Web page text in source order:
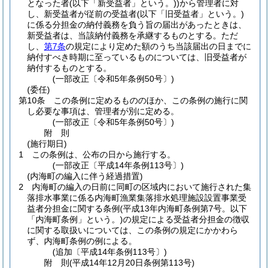
となった者(以下「新受益者」という。))から管理者に対
し、新受益者が従前の受益者(以下「旧受益者」という。)
に係る分担金の納付義務を負う旨の届出があったときは、
新受益者は、当該納付義務を承継するものとする。 ただ
し、 第7条の規定により定めた額のうち当該届出の日までに
納付すべき時期に至っているものについては、旧受益者が
納付するものとする。
(一部改正〔令和5年条例50号〕)
(委任)
第10条
この条例に定めるもののほか、この条例の施行に関
し必要な事項は、管理者が別に定める。
(一部改正〔令和5年条例50号〕)
附 則
(施行期日)
1
この条例は、公布の日から施行する。
(一部改正〔平成14年条例113号〕)
(内海町の編入に伴う経過措置)
2
内海町の編入の日前に同町の区域内において施行された集
落排水事業に係る内海町漁業集落排水処理施設設置事業受
益者分担金に関する条例(平成13年内海町条例第7号。以下
「内海町条例」という。)の規定による受益者分担金の徴収
に関する取扱いについては、この条例の規定にかかわら
ず、内海町条例の例による。
(追加〔平成14年条例113号〕)
附 則(平成14年12月20日条例第113号)